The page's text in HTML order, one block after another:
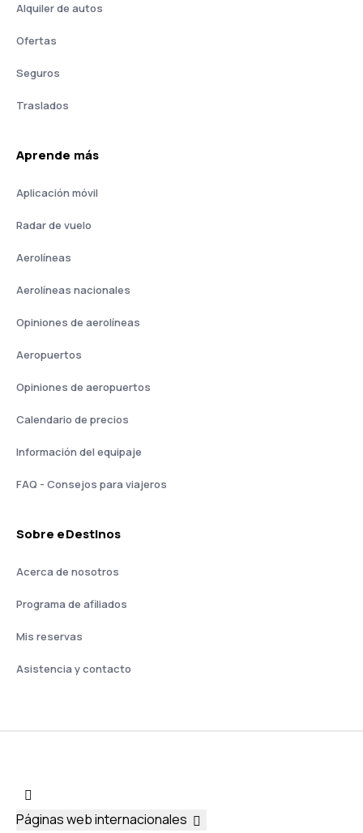
Alquiler de autos
Ofertas
Seguros
Traslados
Aprende más
Aplicación móvil
Radar de vuelo
Aerolíneas
Aerolíneas nacionales
Opiniones de aerolíneas
Aeropuertos
Opiniones de aeropuertos
Calendario de precios
Información del equipaje
FAQ - Consejos para viajeros
Sobre eDestinos
Acerca de nosotros
Programa de afiliados
Mis reservas
Asistencia y contacto
Páginas web internacionales